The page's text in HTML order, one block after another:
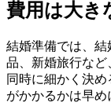
費用は大き
結婚準備では、結
品、新婚旅行な
同時に細かく決
がかかるかは早め